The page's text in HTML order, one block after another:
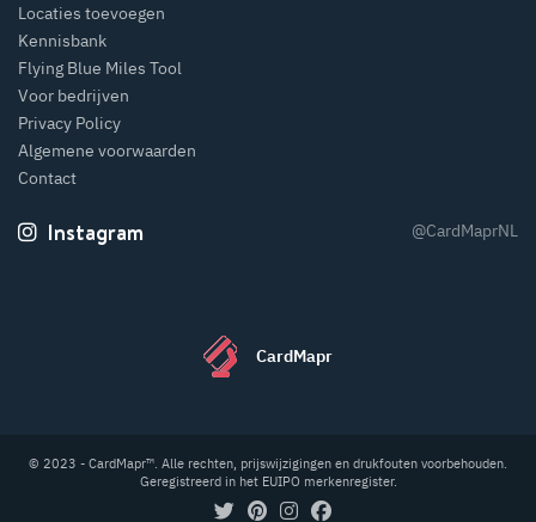
Locaties toevoegen
Kennisbank
Flying Blue Miles Tool
Voor bedrijven
Privacy Policy
Algemene voorwaarden
Contact
Instagram @CardMaprNL
CardMapr
© 2023 - CardMapr™. Alle rechten, prijswijzigingen en drukfouten voorbehouden.
Geregistreerd in het EUIPO merkenregister.